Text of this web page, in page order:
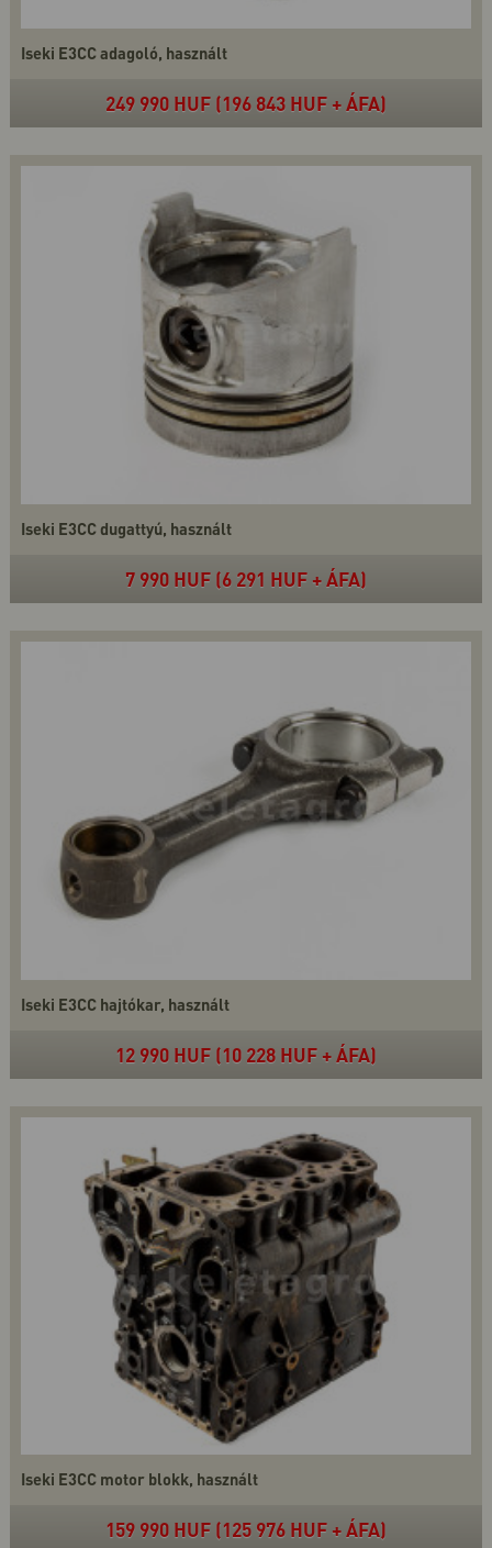
Iseki E3CC adagoló, használt
249 990 HUF (196 843 HUF + ÁFA)
Iseki E3CC dugattyú, használt
7 990 HUF (6 291 HUF + ÁFA)
Iseki E3CC hajtókar, használt
12 990 HUF (10 228 HUF + ÁFA)
Iseki E3CC motor blokk, használt
159 990 HUF (125 976 HUF + ÁFA)